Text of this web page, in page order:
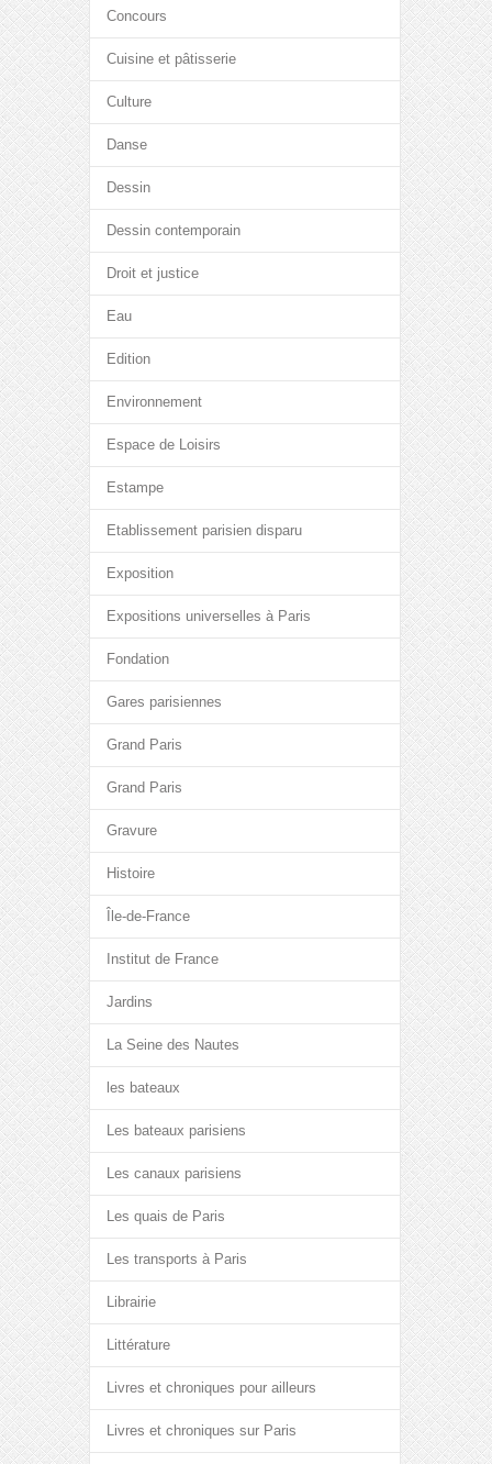
Concours
Cuisine et pâtisserie
Culture
Danse
Dessin
Dessin contemporain
Droit et justice
Eau
Edition
Environnement
Espace de Loisirs
Estampe
Etablissement parisien disparu
Exposition
Expositions universelles à Paris
Fondation
Gares parisiennes
Grand Paris
Grand Paris
Gravure
Histoire
Île-de-France
Institut de France
Jardins
La Seine des Nautes
les bateaux
Les bateaux parisiens
Les canaux parisiens
Les quais de Paris
Les transports à Paris
Librairie
Littérature
Livres et chroniques pour ailleurs
Livres et chroniques sur Paris